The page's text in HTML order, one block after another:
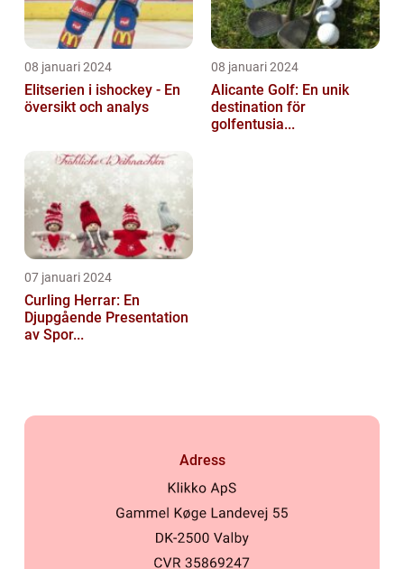
08 januari 2024
Elitserien i ishockey - En
översikt och analys
08 januari 2024
Alicante Golf: En unik
destination för
golfentusia...
07 januari 2024
Curling Herrar: En
Djupgående Presentation
av Spor...
Adress